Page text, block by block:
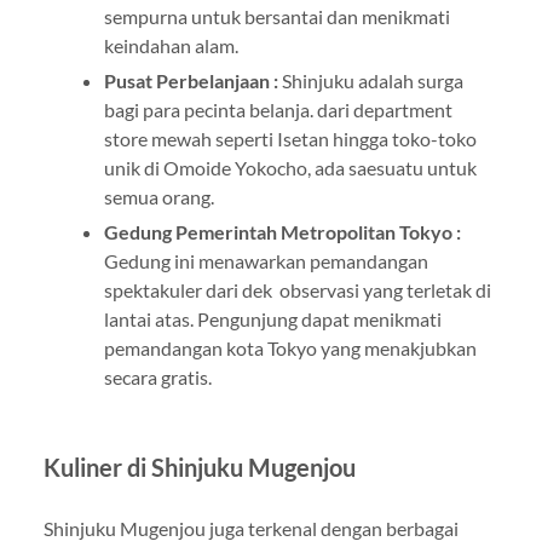
sempurna untuk bersantai dan menikmati
keindahan alam.
Pusat Perbelanjaan :Shinjuku adalah surga
bagi para pecinta belanja. dari department
store mewah seperti Isetan hingga toko-toko
unik di Omoide Yokocho, ada saesuatu untuk
semua orang.
Gedung Pemerintah Metropolitan Tokyo :
Gedung ini menawarkan pemandangan
spektakuler dari dek observasi yang terletak di
lantai atas. Pengunjung dapat menikmati
pemandangan kota Tokyo yang menakjubkan
secara gratis.
Kuliner di Shinjuku Mugenjou
Shinjuku Mugenjou juga terkenal dengan berbagai